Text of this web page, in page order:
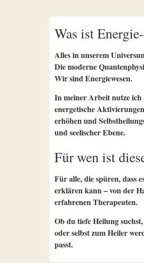
Was ist
Alles in unserem
Die moderne
Wir sind Energiewesen.
In meiner Arbeit nutze ich
energetische
erhöhen und
und seelischer Ebene.
Für wen ist
Für alle, die spüren, dass
erklären kann – von der
erfahrenen Therapeuten.
Ob du tiefe Heilung
oder selbst zum Heiler
passt.